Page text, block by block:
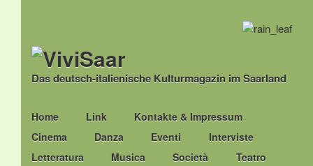
Das deutsch-italienische Kulturmagazin im Saarland
Main menu
Skip
to
content
Home Link
Kontakte & Impressum
Cinema
Danza Eventi
Interviste
Letteratura
Musica Società Teatro